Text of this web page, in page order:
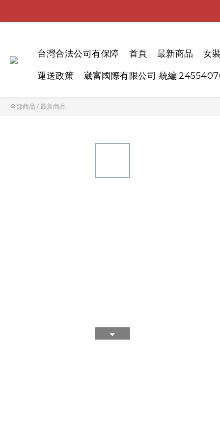
台灣合法公司有保障 首頁 最新商品 女
運送政策 崴富國際有限公司 統編
全部商品 /最新商品